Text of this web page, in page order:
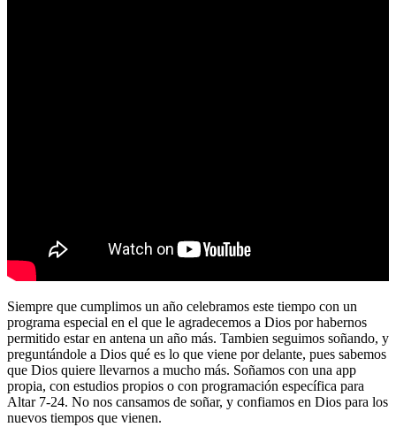
Siempre que cumplimos un año celebramos este tiempo con un
programa especial en el que le agradecemos a Dios por habernos
permitido estar en antena un año más. Tambien seguimos soñando, y
preguntándole a Dios qué es lo que viene por delante, pues sabemos
que Dios quiere llevarnos a mucho más. Soñamos con una app
propia, con estudios propios o con programación específica para
Altar 7-24. No nos cansamos de soñar, y confiamos en Dios para los
nuevos tiempos que vienen.